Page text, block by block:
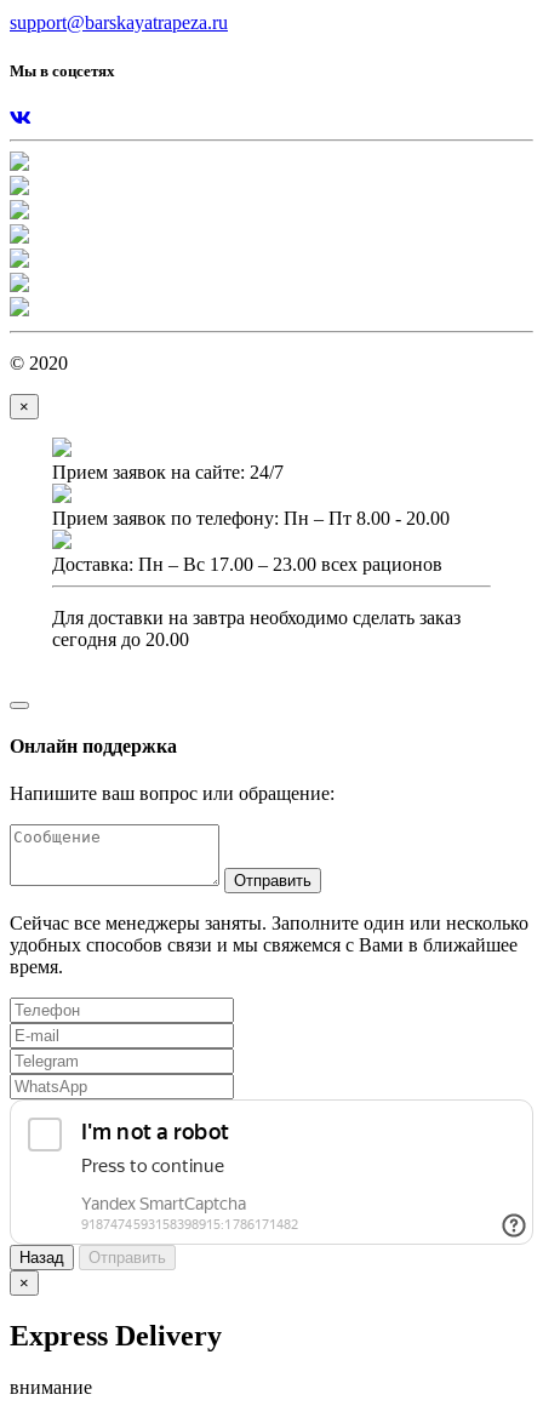
support@barskayatrapeza.ru
Мы в соцсетях
© 2020
×
Прием заявок на сайте: 24/7
Прием заявок по телефону: Пн – Пт 8.00 - 20.00
Доставка: Пн – Вс 17.00 – 23.00 всех рационов
Для доставки на завтра необходимо сделать заказ
сегодня до 20.00
Онлайн поддержка
Напишите ваш вопрос или обращение:
Отправить
Сейчас все менеджеры заняты. Заполните один или несколько
удобных способов связи и мы свяжемся с Вами в ближайшее
время.
Назад
Отправить
×
Express Delivery
внимание